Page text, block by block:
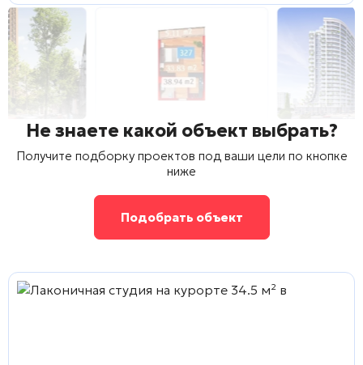
Не знаете какой объект выбрать?
Получите подборку проектов под ваши цели по кнопке
ниже
Подобрать объект